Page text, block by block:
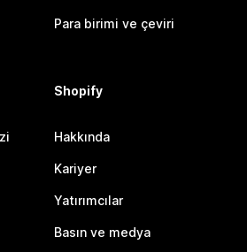
Para birimi ve çeviri
Shopify
Hakkında
Kariyer
Yatırımcılar
Basın ve medya